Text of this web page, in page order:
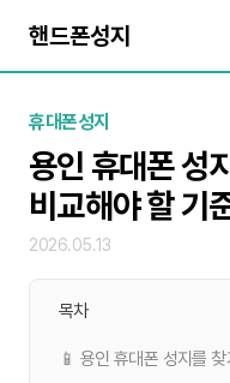
핸드폰성지
휴대폰성지
용인 휴대폰 성
비교해야 할 기
2026.05.13
목차
📱 용인 휴대폰 성지를